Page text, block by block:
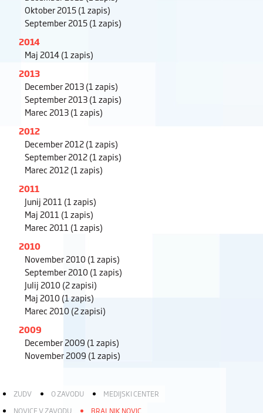
Oktober 2015(1 zapis)
September 2015(1 zapis)
2014
Maj 2014(1 zapis)
2013
December 2013(1 zapis)
September 2013(1 zapis)
Marec 2013(1 zapis)
2012
December 2012(1 zapis)
September 2012(1 zapis)
Marec 2012(1 zapis)
2011
Junij 2011 (1 zapis)
Maj 2011 (1 zapis)
Marec 2011 (1 zapis)
2010
November 2010(1 zapis)
September 2010(1 zapis)
Julij 2010(2 zapisi)
Maj 2010(1 zapis)
Marec 2010(2 zapisi)
2009
December 2009 (1 zapis)
November 2009 (1 zapis)
ZUDV O ZAVODU
MEDIJSKI CENTER
NOVICE V ZAVODU
BRALNIK NOVIC